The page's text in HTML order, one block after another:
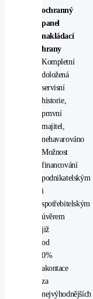
ochranný
panel
nakládací
hrany
Kompletní
doložená
servisní
historie,
prnvní
majitel,
nehavarováno
Možnost
financování
podnikatelským
i
spotřebitelským
úvěrem
již
od
0%
akontace
za
nejvýhodnějších